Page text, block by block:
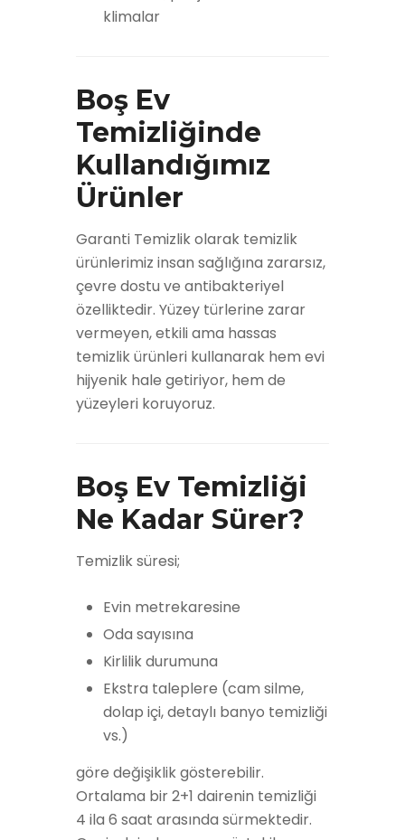
klimalar
Boş Ev
Temizliğinde
Kullandığımız
Ürünler
Garanti Temizlik olarak temizlik
ürünlerimiz insan sağlığına zararsız,
çevre dostu ve antibakteriyel
özelliktedir. Yüzey türlerine zarar
vermeyen, etkili ama hassas
temizlik ürünleri kullanarak hem evi
hijyenik hale getiriyor, hem de
yüzeyleri koruyoruz.
Boş Ev Temizliği
Ne Kadar Sürer?
Temizlik süresi;
Evin metrekaresine
Oda sayısına
Kirlilik durumuna
Ekstra taleplere (cam silme,
dolap içi, detaylı banyo temizliği
vs.)
göre değişiklik gösterebilir.
Ortalama bir 2+1 dairenin temizliği
4 ila 6 saat arasında sürmektedir.